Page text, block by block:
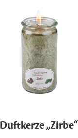
Duftkerze „Zirbe“